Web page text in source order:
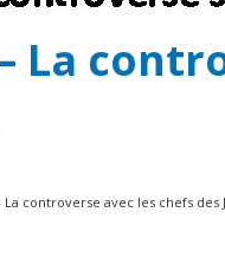
La controverse avec les chefs des
La